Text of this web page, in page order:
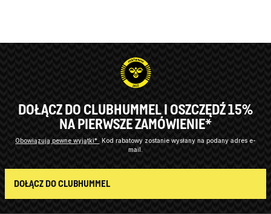
DOŁĄCZ DO CLUBHUMMEL I OSZCZĘDŹ 15%
NA PIERWSZE ZAMÓWIENIE*
Obowiązują pewne wyjątki* Kod rabatowy zostanie wysłany na podany adres e-
mail.
DOŁĄCZ DO CLUBHUMMEL